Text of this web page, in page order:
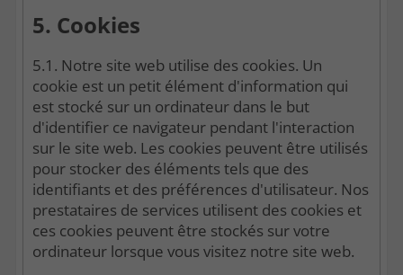
5. Cookies
5.1. Notre site web utilise des cookies. Un
cookie est un petit élément d'information qui
est stocké sur un ordinateur dans le but
d'identifier ce navigateur pendant l'interaction
sur le site web. Les cookies peuvent être utilisés
pour stocker des éléments tels que des
identifiants et des préférences d'utilisateur. Nos
prestataires de services utilisent des cookies et
ces cookies peuvent être stockés sur votre
ordinateur lorsque vous visitez notre site web.